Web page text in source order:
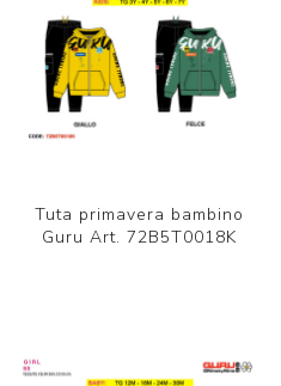
Tuta primavera bambino
Guru Art. 72B5T0018K